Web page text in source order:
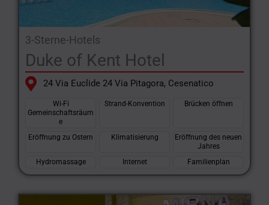
3-Sterne-Hotels
Duke of Kent Hotel
24 Via Euclide 24 Via Pitagora, Cesenatico
Wi-Fi
Gemeinschaftsräum
e
Strand-Konvention Brücken öffnen
Eröffnung zu Ostern Klimatisierung
Eröffnung des neuen
Jahres
Hydromassage
Internet Familienplan